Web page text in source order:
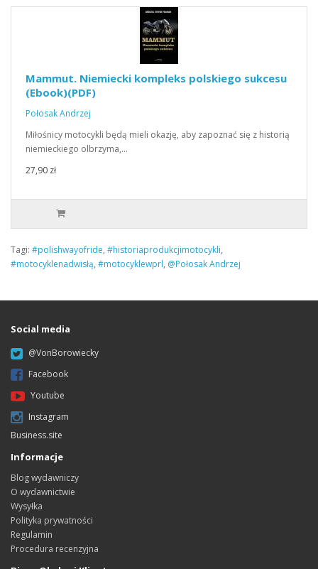
Mammut. Niemiecki kompleks polskiego sukcesu
(Ebook)(PDF)
Połosak Andrzej
Miłośnicy motocykli będą mieli okazję, aby zapoznać się z historią
niemieckiego olbrzyma,…
27,90 zł
Tagi: #polishwayofride, #historiaprodukcjimotocykli,
#motocyklenadwisłą, #motocyklewprl, @Połosak Andrzej
Social media
@VonBorowiecky
Facebook
Youtube
Instagram
Business.site
Informacje
Blog wydawniczy
O wydawnictwie
Wysyłka
Polityka prywatności
Regulamin
Procedura recenzyjna